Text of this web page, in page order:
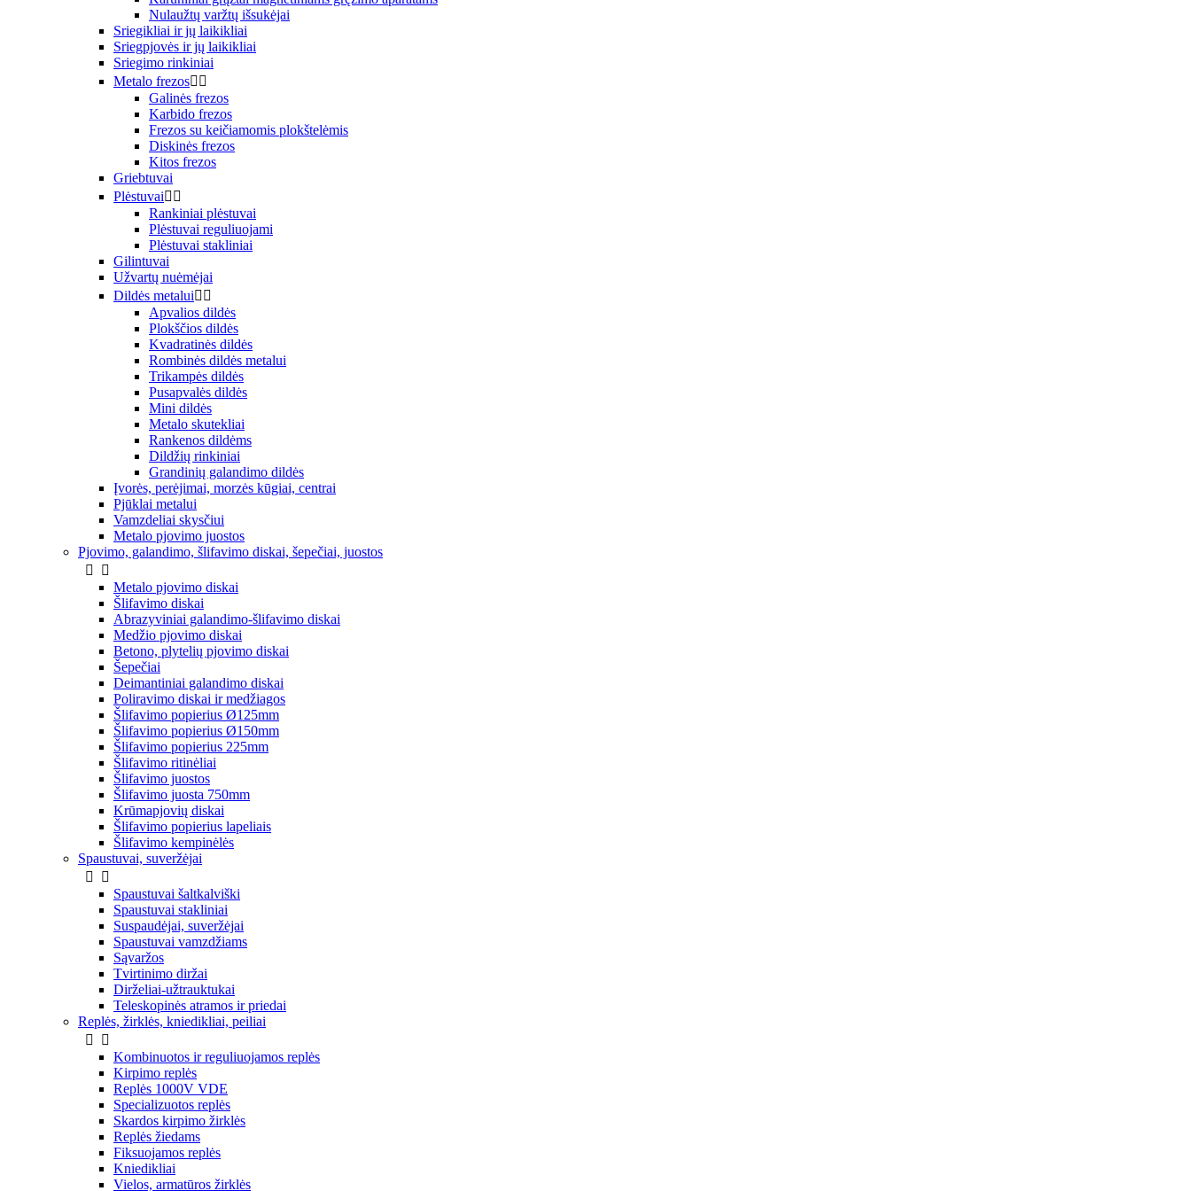
Nulaužtų varžtų išsukėjai
Sriegikliai ir jų laikikliai
Sriegpjovės ir jų laikikliai
Sriegimo rinkiniai
Metalo frezos 
Galinės frezos
Karbido frezos
Frezos su keičiamomis plokštelėmis
Diskinės frezos
Kitos frezos
Griebtuvai
Plėstuvai 
Rankiniai plėstuvai
Plėstuvai reguliuojami
Plėstuvai stakliniai
Gilintuvai
Užvartų nuėmėjai
Dildės metalui 
Apvalios dildės
Plokščios dildės
Kvadratinės dildės
Rombinės dildės metalui
Trikampės dildės
Pusapvalės dildės
Mini dildės
Metalo skutekliai
Rankenos dildėms
Dildžių rinkiniai
Grandinių galandimo dildės
Įvorės, perėjimai, morzės kūgiai, centrai
Pjūklai metalui
Vamzdeliai skysčiui
Metalo pjovimo juostos
Pjovimo, galandimo, šlifavimo diskai, šepečiai, juostos


Metalo pjovimo diskai
Šlifavimo diskai
Abrazyviniai galandimo-šlifavimo diskai
Medžio pjovimo diskai
Betono, plytelių pjovimo diskai
Šepečiai
Deimantiniai galandimo diskai
Poliravimo diskai ir medžiagos
Šlifavimo popierius Ø125mm
Šlifavimo popierius Ø150mm
Šlifavimo popierius 225mm
Šlifavimo ritinėliai
Šlifavimo juostos
Šlifavimo juosta 750mm
Krūmapjovių diskai
Šlifavimo popierius lapeliais
Šlifavimo kempinėlės
Spaustuvai, suveržėjai


Spaustuvai šaltkalviški
Spaustuvai stakliniai
Suspaudėjai, suveržėjai
Spaustuvai vamzdžiams
Sąvaržos
Tvirtinimo diržai
Dirželiai-užtrauktukai
Teleskopinės atramos ir priedai
Replės, žirklės, kniedikliai, peiliai


Kombinuotos ir reguliuojamos replės
Kirpimo replės
Replės 1000V VDE
Specializuotos replės
Skardos kirpimo žirklės
Replės žiedams
Fiksuojamos replės
Kniedikliai
Vielos, armatūros žirklės